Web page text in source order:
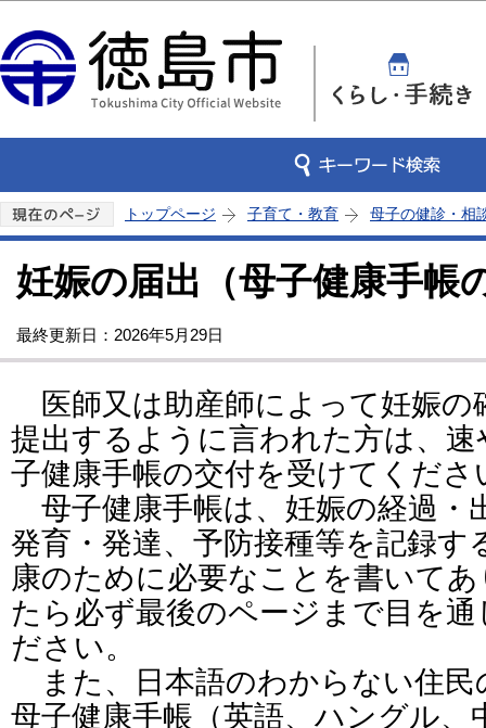
トップページ 子育て・教育 母子の健診・相
妊娠の届出（母子健康手帳
最終更新日：2026年5月29日
医師又は助産師によって妊娠の
提出するように言われた方は、
子健康手帳の交付を受けてくださ
母子健康手帳は、妊娠の経過・
発育・発達、予防接種等を記録す
康のために必要なことを書いて
たら必ず最後のページまで目を
ださい。
また、日本語のわからない住民
母子健康手帳（英語、ハングル、